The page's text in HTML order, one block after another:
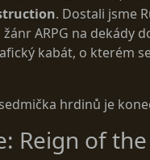
. Dostali jsme
ARPG na dekády
kabát, o kterém
hrdinů je
Reign of